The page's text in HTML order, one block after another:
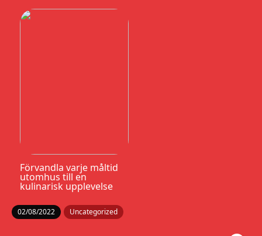
Förvandla varje måltid
utomhus till en
kulinarisk upplevelse
02/08/2022 Uncategorized